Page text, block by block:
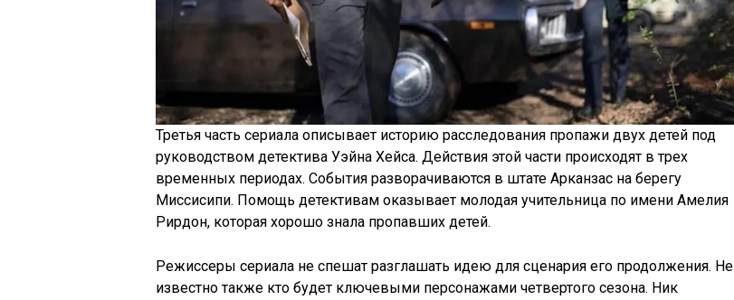
Третья часть сериала описывает историю расследования пропажи двух детей под
руководством детектива Уэйна Хейса. Действия этой части происходят в трех
временных периодах. События разворачиваются в штате Арканзас на берегу
Миссисипи. Помощь детективам оказывает молодая учительница по имени Амелия
Рирдон, которая хорошо знала пропавших детей.
Режиссеры сериала не спешат разглашать идею для сценария его продолжения. Не
известно также кто будет ключевыми персонажами четвертого сезона. Ник